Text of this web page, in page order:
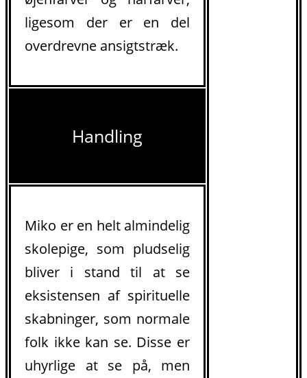
ligesom der er en del
overdrevne ansigtstræk.
Handling
Miko er en helt almindelig
skolepige, som pludselig
bliver i stand til at se
eksistensen af spirituelle
skabninger, som normale
folk ikke kan se. Disse er
uhyrlige at se på, men